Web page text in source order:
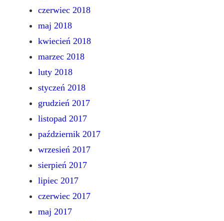
czerwiec 2018
maj 2018
kwiecień 2018
marzec 2018
luty 2018
styczeń 2018
grudzień 2017
listopad 2017
październik 2017
wrzesień 2017
sierpień 2017
lipiec 2017
czerwiec 2017
maj 2017